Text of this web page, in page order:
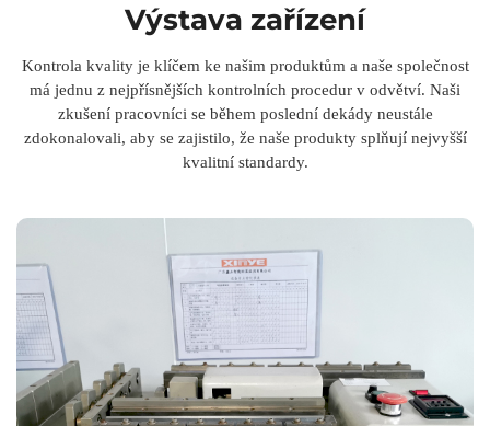
Výstava zařízení
Kontrola kvality je klíčem ke našim produktům a naše společnost
má jednu z nejpřísnějších kontrolních procedur v odvětví. Naši
zkušení pracovníci se během poslední dekády neustále
zdokonalovali, aby se zajistilo, že naše produkty splňují nejvyšší
kvalitní standardy.